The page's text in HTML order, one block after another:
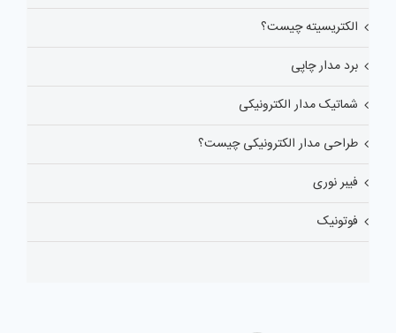
الکتریسیته چیست؟
برد مدار چاپی
شماتیک مدار الکترونیکی
طراحی مدار الکترونیکی چیست؟
فیبر نوری
فوتونیک